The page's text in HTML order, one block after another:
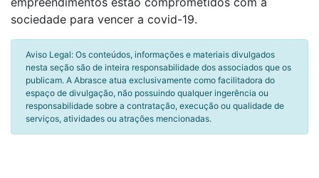
sociedade para vencer a covid-19.
Aviso Legal: Os conteúdos, informações e materiais divulgados
nesta seção são de inteira responsabilidade dos associados que os
publicam. A Abrasce atua exclusivamente como facilitadora do
espaço de divulgação, não possuindo qualquer ingerência ou
responsabilidade sobre a contratação, execução ou qualidade de
serviços, atividades ou atrações mencionadas.